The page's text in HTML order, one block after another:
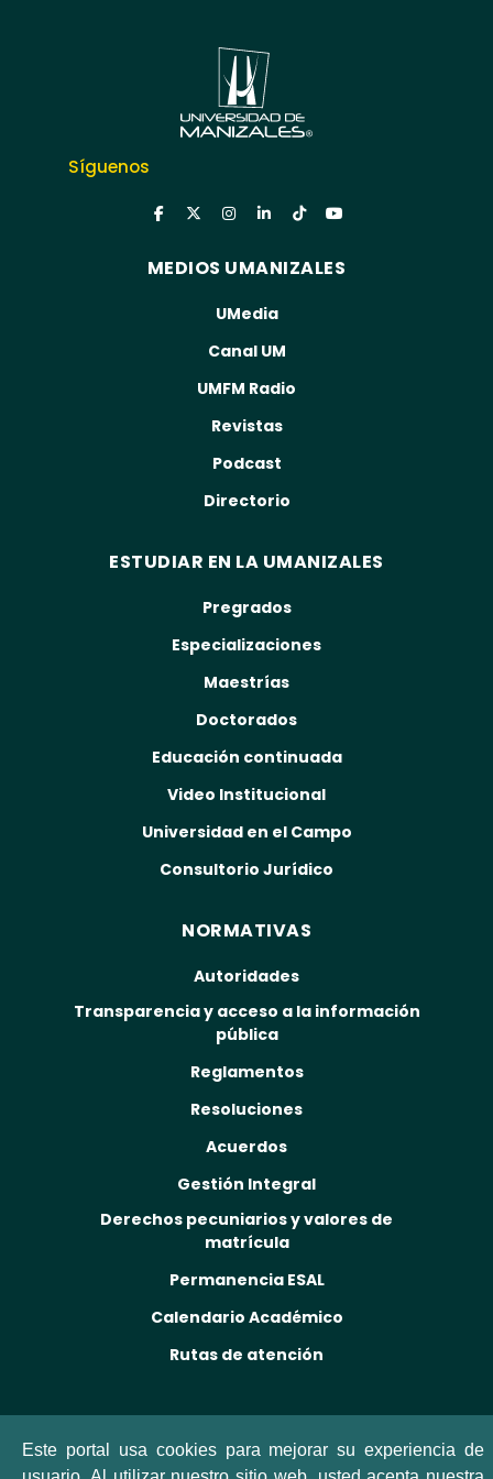
Síguenos
MEDIOS UMANIZALES
UMedia
Canal UM
UMFM Radio
Revistas
Podcast
Directorio
ESTUDIAR EN LA UMANIZALES
Pregrados
Especializaciones
Maestrías
Doctorados
Educación continuada
Video Institucional
Universidad en el Campo
Consultorio Jurídico
NORMATIVAS
Autoridades
Transparencia y acceso a la información
pública
Reglamentos
Resoluciones
Acuerdos
Gestión Integral
Derechos pecuniarios y valores de
matrícula
Permanencia ESAL
Calendario Académico
Rutas de atención
Este portal usa cookies para mejorar su experiencia de